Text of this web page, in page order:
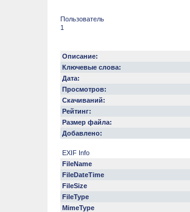
Пользователь
1
Описание:
Ключевые слова:
Дата:
Просмотров:
Скачиваний:
Рейтинг:
Размер файла:
Добавлено:
EXIF Info
FileName
FileDateTime
FileSize
FileType
MimeType